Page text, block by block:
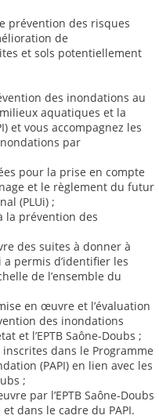
prévention des risques
de
et sols potentiellement
des inondations au
aquatiques et la
et vous accompagnez les
par
pour la prise en compte
et le règlement du futur
(PLUi) ;
la prévention des
des suites à donner à
permis d’identifier les
de l’ensemble du
en œuvre et l’évaluation
des inondations
et l’EPTB Saône-Doubs ;
dans le Programme
(PAPI) en lien avec les
;
par l’EPTB Saône-Doubs
dans le cadre du PAPI.